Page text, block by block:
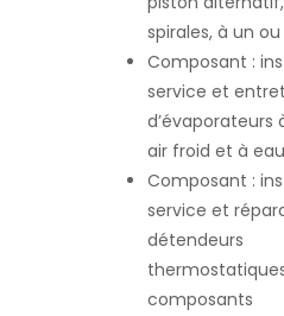
spirales, à un
Composant :
service et
d’évaporateurs
air froid et à
Composant :
service et
détendeurs
composants